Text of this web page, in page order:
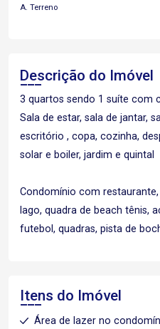
A. Terreno
Descrição do Imóvel
3 quartos sendo 1 suíte com
Sala de estar, sala de jantar,
escritório , copa, cozinha,
solar e boiler, jardim e quintal
Condomínio com
lago, quadra de beach tênis,
futebol, quadras, pista de
Itens do Imóvel
Área de lazer no